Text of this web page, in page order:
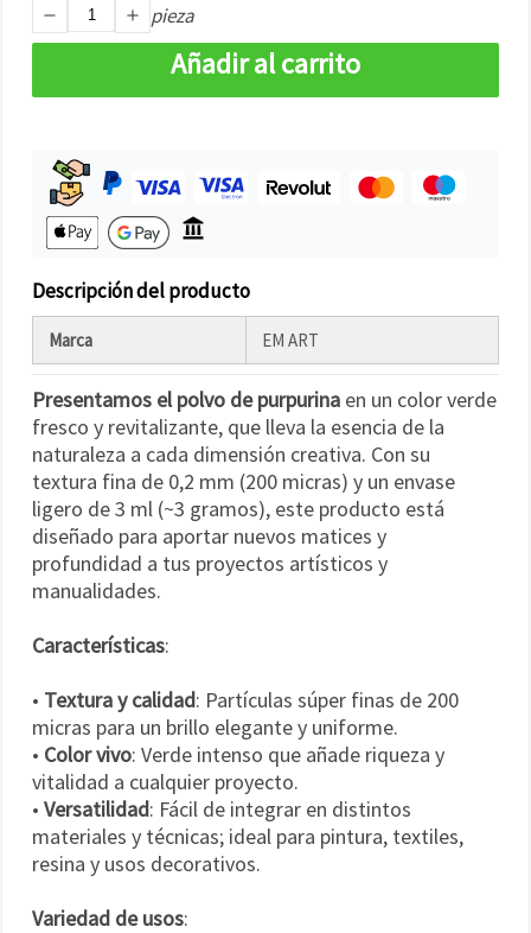
pieza
Añadir al carrito
Descripción del producto
Marca EM ART
Presentamos el polvo de purpurina en un color verde
fresco y revitalizante, que lleva la esencia de la
naturaleza a cada dimensión creativa. Con su
textura fina de 0,2 mm (200 micras) y un envase
ligero de 3 ml (~3 gramos), este producto está
diseñado para aportar nuevos matices y
profundidad a tus proyectos artísticos y
manualidades.
Características:
• Textura y calidad: Partículas súper finas de 200
micras para un brillo elegante y uniforme.
• Color vivo: Verde intenso que añade riqueza y
vitalidad a cualquier proyecto.
• Versatilidad: Fácil de integrar en distintos
materiales y técnicas; ideal para pintura, textiles,
resina y usos decorativos.
Variedad de usos: